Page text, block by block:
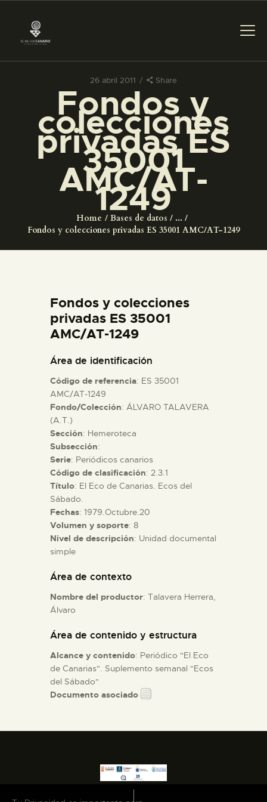
26 abril 2011 Share
Fondos y
colecciones
privadas ES
35001
AMC/AT-
1249
Home Bases de datos
...
Fondos y colecciones privadas ES 35001 AMC/AT-1249
PREPARAR LA VISITA
ACTIVIDADES
EL MUSEO
ESPAÑOL
ACTIVIDADES
█
EL MUSEO
COLECCIONES
DIDÁCTICA
Fondos y colecciones
privadas ES 35001
AMC/AT-1249
Área de identificación
Código de referencia: ES 35001
AMC/AT-1249
Fondo/Colección: ÁLVARO TALAVERA
(A.T.)
Sección: Hemeroteca
Subsección:
Serie: Periódicos canarios
Código de clasificación: 2.3.1
Título: El Eco de Canarias. Ecos del
Sábado.
Fechas: 1979.Octubre.20
Volumen y soporte: 8
Nivel de descripción: Unidad documental
simple
Área de contexto
Nombre del productor: Talavera Herrera,
Álvaro
Área de contenido y estructura
Alcance y contenido: Periódico "El Eco
de Canarias". Suplemento semanal "Ecos
del Sábado"
Documento asociado